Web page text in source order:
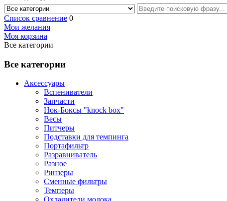
Список сравнение 0
Мои желания
Моя корзина
Все категории
Все категории
Аксессуары
Вспениватели
Запчасти
Нок-Боксы "knock box"
Весы
Питчеры
Подставки для темпинга
Портафильтр
Разравниватель
Разное
Ринзеры
Сменные фильтры
Темперы